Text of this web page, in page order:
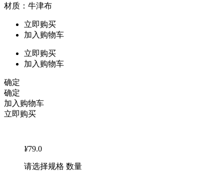
材质：牛津布
立即购买
加入购物车
立即购买
加入购物车
确定
确定
加入购物车
立即购买
¥79.0
请选择规格 数量